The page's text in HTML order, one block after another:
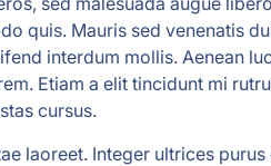
quis. Mauris sed venenatis
interdum mollis. Aenean
Etiam a elit tincidunt mi
cursus.
laoreet. Integer ultrices